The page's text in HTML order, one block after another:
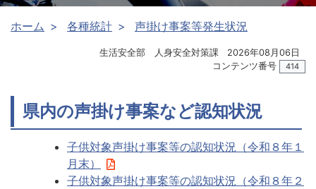
ホーム 各種統計 声掛け事案等発生状況
生活安全部 人身安全対策課
2026年08月06日
コンテンツ番号
414
県内の声掛け事案など認知状況
子供対象声掛け事案等の認知状況（令和８年１
月末）
子供対象声掛け事案等の認知状況（令和８年２